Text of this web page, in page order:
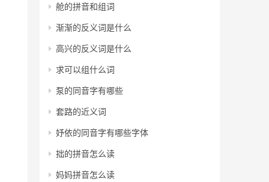
舱的拼音和组词
渐渐的反义词是什么
高兴的反义词是什么
求可以组什么词
泵的同音字有哪些
套路的近义词
妤依的同音字有哪些字体
拙的拼音怎么读
妈妈拼音怎么读